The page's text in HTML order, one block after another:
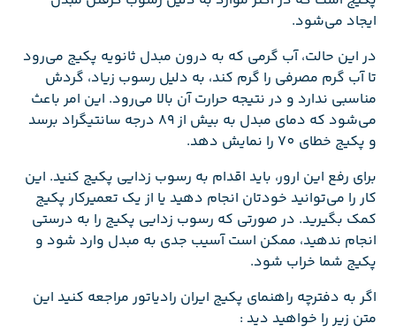
ایجاد می‌شود.
در این حالت، آب گرمی که به درون مبدل ثانویه پکیج می‌رود
تا آب گرم مصرفی را گرم کند، به دلیل رسوب زیاد، گردش
مناسبی ندارد و در نتیجه حرارت آن بالا می‌رود. این امر باعث
می‌شود که دمای مبدل به بیش از 89 درجه سانتیگراد برسد
و پکیج خطای 70 را نمایش دهد.
برای رفع این ارور، باید اقدام به رسوب زدایی پکیج کنید. این
کار را می‌توانید خودتان انجام دهید یا از یک تعمیرکار پکیج
کمک بگیرید. در صورتی که رسوب زدایی پکیج را به درستی
انجام ندهید، ممکن است آسیب جدی به مبدل وارد شود و
پکیج شما خراب شود.
اگر به دفترچه راهنمای پکیج ایران رادیاتور مراجعه کنید این
متن زیر را خواهید دید :